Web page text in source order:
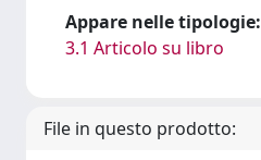
Appare nelle tipologie:
3.1 Articolo su libro
File in questo prodotto: